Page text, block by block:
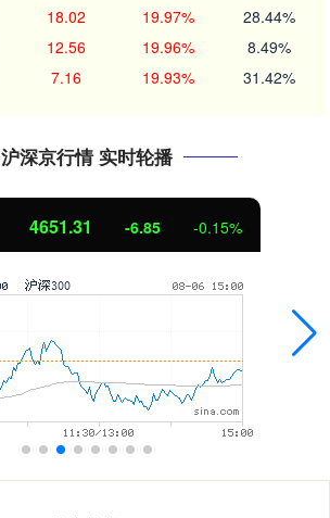
18.02 19.97% 28.44%
12.56 19.96% 8.49%
7.16 19.93% 31.42%
沪深京行情 实时轮播
4651.31 -6.85 -0.15%